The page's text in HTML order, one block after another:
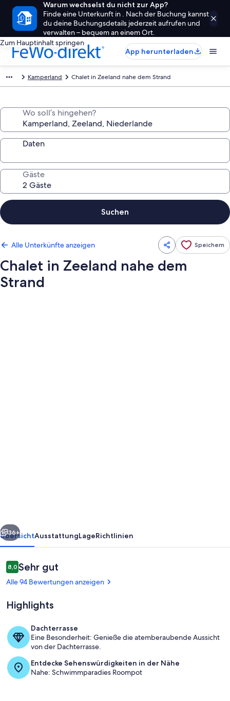
Warum wechselst du nicht zur App?
Finde eine Unterkunft in . Nach der Buchung kannst
du deine Buchungsdetails jederzeit aufrufen und
verwalten – bequem an einem Ort.
Zum Hauptinhalt springen
App herunterladen
Kamperland Chalet in Zeeland nahe dem Strand
Wo soll’s hingehen?
Daten
Gäste
Suchen
Alle Unterkünfte anzeigen Speichern
Chalet in Zeeland nahe dem
Strand
Weiter
36+
ÜbersichtAusstattungLageRichtlinien
Bewertungen
8,08,0 von 10.
Sehr gut
Alle 94 Bewertungen anzeigen
Highlights
Dachterrasse
Eine Besonderheit: Genieße die atemberaubende Aussicht
von der Dachterrasse.
Entdecke Sehenswürdigkeiten in der Nähe
Nahe: Schwimmparadies Roompot